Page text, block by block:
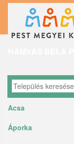
tartalomra
Acsa
Áporka